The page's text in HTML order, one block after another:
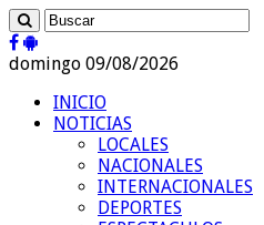
domingo 09/08/2026
INICIO
NOTICIAS
LOCALES
NACIONALES
INTERNACIONALES
DEPORTES